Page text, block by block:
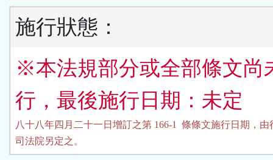
施行狀態：
※本法規部分或全部條文尚
行，最後施行日期：未定
八十八年四月二十一日增訂之第 166-1  條條文施行日期，由
司法院另定之。